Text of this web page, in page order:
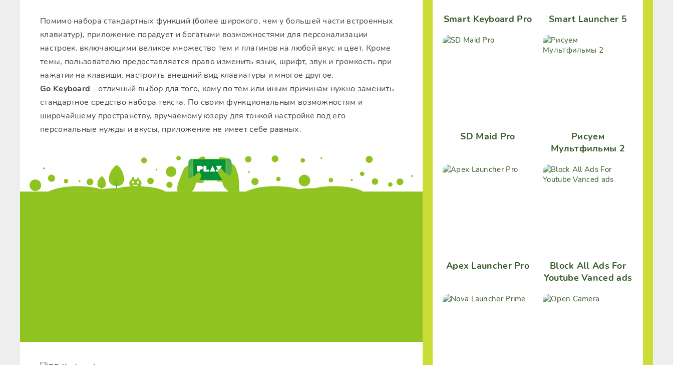
Помимо набора стандартных функций (более широкого, чем у большей части встроенных
клавиатур), приложение порадует и богатыми возможностями для персонализации
настроек, включающими великое множество тем и плагинов на любой вкус и цвет. Кроме
темы, пользователю предоставляется право изменить язык, шрифт, звук и громкость при
нажатии на клавиши, настроить внешний вид клавиатуры и многое другое.
Go Keyboard - отличный выбор для того, кому по тем или иным причинам нужно заменить
стандартное средство набора текста. По своим функциональным возможностям и
широчайшему пространству, вручаемому юзеру для тонкой настройке под его
персональные нужды и вкусы, приложение не имеет себе равных.
Smart Keyboard Pro Smart Launcher 5
SD Maid Pro
Рисуем
Мультфильмы 2
Apex Launcher Pro
Block All Ads For
Youtube Vanced ads